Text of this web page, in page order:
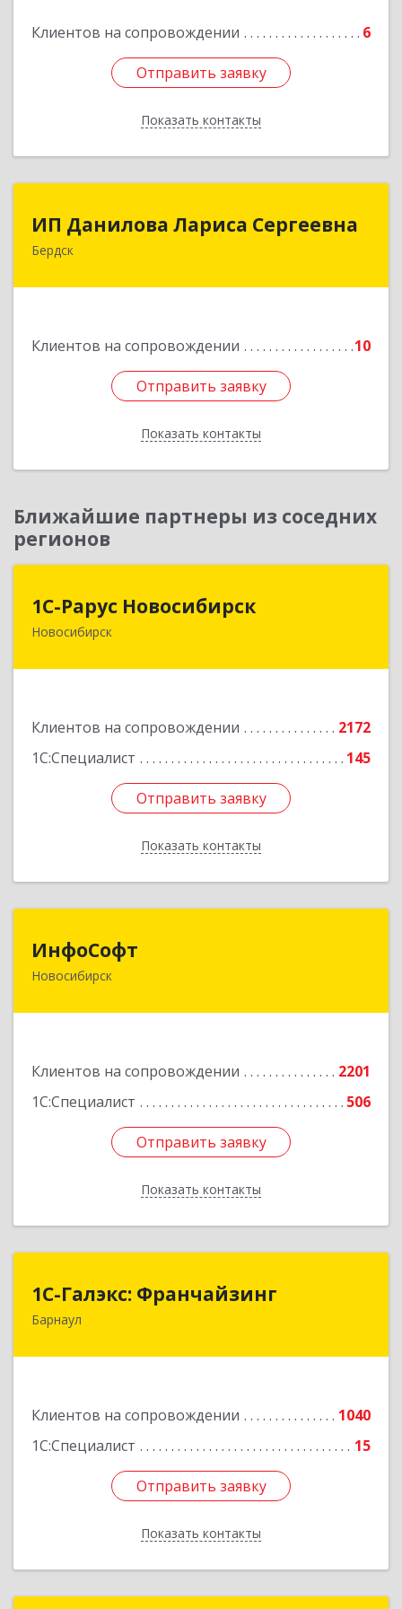
Клиентов на сопровождении 6
Отправить заявку
Показать контакты
Отправить заявку
Назад
ИП Данилова Лариса Сергеевна
Бердск
Клиентов на сопровождении 10
Отправить заявку
Показать контакты
633004, Новосибирская обл, Бердск г, Озерная
Отправить заявку
Назад
Ближайшие партнеры из соседних
регионов
1С-Рарус Новосибирск
Новосибирск
Клиентов на сопровождении
2172
1С:Специалист
145
Отправить заявку
Показать контакты
1С-Рарус Новосибирск
630015, Новосибирская обл, Новосибирск г,
Подробнее
Отправить заявку
Назад
ИнфоСофт
Новосибирск
Клиентов на сопровождении
2201
1С:Специалист
506
Отправить заявку
Показать контакты
630091, Новосибирская обл, Новосибирск г,
Отправить заявку
Назад
1С-Галэкс: Франчайзинг
Барнаул
Клиентов на сопровождении
1040
1С:Специалист
15
Отправить заявку
Показать контакты
1С-Галэкс: Франчайзинг
656015, Алтайский край, Барнаул г, Деповская
Отправить заявку
Назад